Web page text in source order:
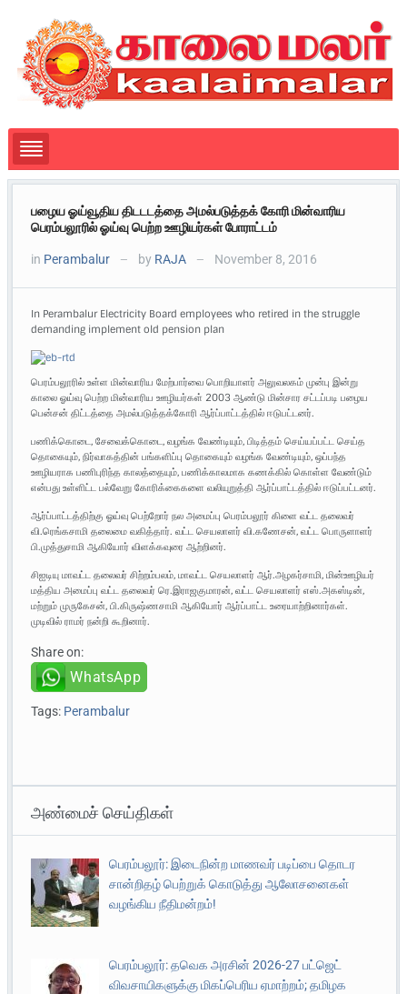
பழைய ஓய்வூதிய திடடடத்தை அமல்படுத்தக் கோரி மின்வாரிய
பெரம்பலூரில் ஓய்வு பெற்ற ஊழியர்கள் போராட்டம்
in Perambalur — by RAJA — November 8, 2016
In Perambalur Electricity Board employees who retired in the struggle
demanding implement old pension plan
பெரம்பலூரில் உள்ள மின்வாரிய மேற்பார்வை பொறியாளர் அலுவலகம் முன்பு இன்று
காலை ஓய்வு பெற்ற மின்வாரிய ஊழியர்கள் 2003 ஆண்டு மின்சார சட்டப்படி பழைய
பென்சன் திட்டத்தை அமல்படுத்தக்கோரி ஆர்ப்பாட்டத்தில் ஈடுபட்டனர்.
பணிக்கொடை, சேவைக்கொடை, வழங்க வேண்டியும், பிடித்தம் செய்யப்பட்ட செய்த
தொகையும், நிர்வாகத்தின் பங்களிப்பு தொகையும் வழங்க வேண்டியும், ஒப்பந்த
ஊழியராக பணிபுரிந்த காலத்தையும், பணிக்காலமாக கணக்கில் கொள்ள வேண்டும்
என்பது உள்ளிட்ட பல்வேறு கோரிக்கைகளை வலியுறுத்தி ஆர்ப்பாட்டத்தில் ஈடுப்பட்டனர்.
ஆர்ப்பாட்டத்திற்கு ஓய்வு பெற்றோர் நல அமைப்பு பெரம்பலூர் கிளை வட்ட தலைவர்
வி.ரெங்கசாமி தலைமை வகித்தார். வட்ட செயலாளர் வி.கணேசன், வட்ட பொருளாளர்
பி.முத்துசாமி ஆகியோர் விளக்கவுரை ஆற்றினர்.
சிஐடியு மாவட்ட தலைவர் சிற்றம்பலம், மாவட்ட செயலாளர் ஆர்.அழகர்சாமி, மின்ஊழியர்
மத்திய அமைப்பு வட்ட தலைவர் ரெ.இராஜகுமாரன், வட்ட செயலாளர் எஸ்.அகஸ்டின்,
மற்றும் முருகேசன், பி.கிருஷ்ணசாமி ஆகியோர் ஆர்ப்பாட்ட உரையாற்றினார்கள்.
முடிவில் ராமர் நன்றி கூறினார்.
Share on:
WhatsApp
Tags: Perambalur
அண்மைச் செய்திகள்
பெரம்பலூர்: இடைநின்ற மாணவர் படிப்பை தொடர
சான்றிதழ் பெற்றுக் கொடுத்து ஆலோசனைகள்
வழங்கிய நீதிமன்றம்!
பெரம்பலூர்: தவெக அரசின் 2026-27 பட்ஜெட்
விவசாயிகளுக்கு மிகப்பெரிய ஏமாற்றம்; தமிழக